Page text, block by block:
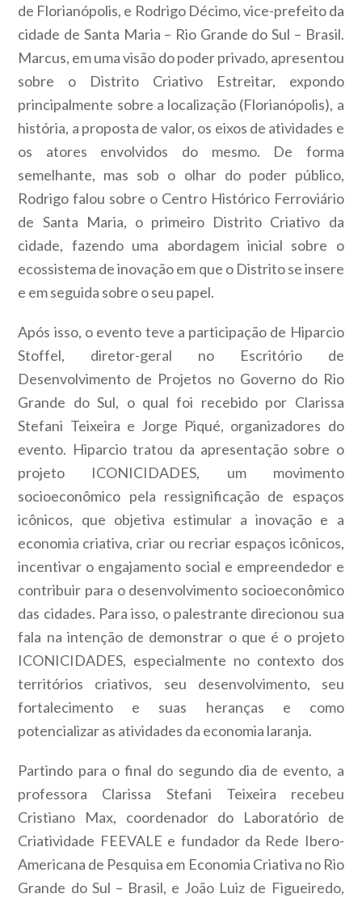
de Florianópolis, e Rodrigo Décimo, vice-prefeito da
cidade de Santa Maria – Rio Grande do Sul – Brasil.
Marcus, em uma visão do poder privado, apresentou
sobre o Distrito Criativo Estreitar, expondo
principalmente sobre a localização (Florianópolis), a
história, a proposta de valor, os eixos de atividades e
os atores envolvidos do mesmo. De forma
semelhante, mas sob o olhar do poder público,
Rodrigo falou sobre o Centro Histórico Ferroviário
de Santa Maria, o primeiro Distrito Criativo da
cidade, fazendo uma abordagem inicial sobre o
ecossistema de inovação em que o Distrito se insere
e em seguida sobre o seu papel.
Após isso, o evento teve a participação de Hiparcio
Stoffel, diretor-geral no Escritório de
Desenvolvimento de Projetos no Governo do Rio
Grande do Sul, o qual foi recebido por Clarissa
Stefani Teixeira e Jorge Piqué, organizadores do
evento. Hiparcio tratou da apresentação sobre o
projeto ICONICIDADES, um movimento
socioeconômico pela ressignificação de espaços
icônicos, que objetiva estimular a inovação e a
economia criativa, criar ou recriar espaços icônicos,
incentivar o engajamento social e empreendedor e
contribuir para o desenvolvimento socioeconômico
das cidades. Para isso, o palestrante direcionou sua
fala na intenção de demonstrar o que é o projeto
ICONICIDADES, especialmente no contexto dos
territórios criativos, seu desenvolvimento, seu
fortalecimento e suas heranças e como
potencializar as atividades da economia laranja.
Partindo para o final do segundo dia de evento, a
professora Clarissa Stefani Teixeira recebeu
Cristiano Max, coordenador do Laboratório de
Criatividade FEEVALE e fundador da Rede Ibero-
Americana de Pesquisa em Economia Criativa no Rio
Grande do Sul – Brasil, e João Luiz de Figueiredo,